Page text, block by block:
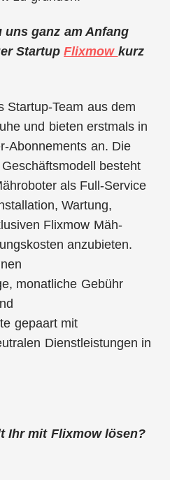
ganz am Anfang
StartupFlixmow kurz
Startup-Team aus dem
und bieten erstmals in
Abonnements an. Die
besteht
als Full-Service
Wartung,
Flixmow Mäh-
anzubieten.
monatliche Gebühr
gepaart mit
Dienstleistungen in
Ihr mit Flixmow lösen?